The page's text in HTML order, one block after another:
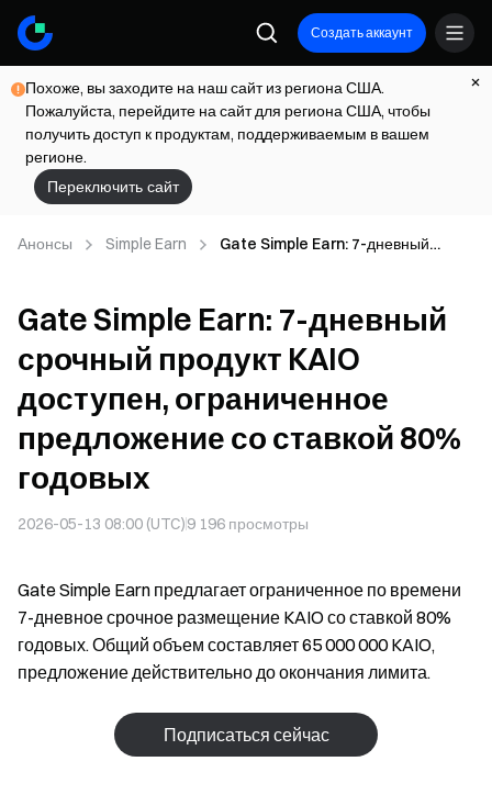
Создать аккаунт
Похоже, вы заходите на наш сайт из региона США.
Пожалуйста, перейдите на сайт для региона США, чтобы
получить доступ к продуктам, поддерживаемым в вашем
регионе.
Переключить сайт
Анонсы Simple Earn
Gate Simple Earn: 7-дневный
ставкой 80% годовых
Gate Simple Earn: 7-дневный
срочный продукт KAIO
доступен, ограниченное
предложение со ставкой 80%
годовых
2026-05-13 08:00 (UTC)9 196 просмотры
Gate Simple Earn предлагает ограниченное по времени
7-дневное срочное размещение KAIO со ставкой 80%
годовых. Общий объем составляет 65 000 000 KAIO,
предложение действительно до окончания лимита.
Подписаться сейчас